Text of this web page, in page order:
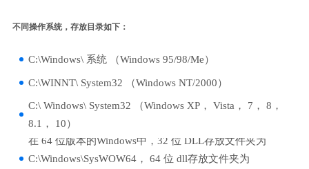
不同操作系统，存放目录如下：
C:\Windows\ 系统 （Windows 95/98/Me）
C:\WINNT\ System32 （Windows NT/2000）
C:\ Windows\ System32 （Windows XP， Vista， 7， 8，
8.1， 10）
在 64 位版本的Windows中，32 位 DLL存放文件夹为
C:\Windows\SysWOW64， 64 位 dll存放文件夹为